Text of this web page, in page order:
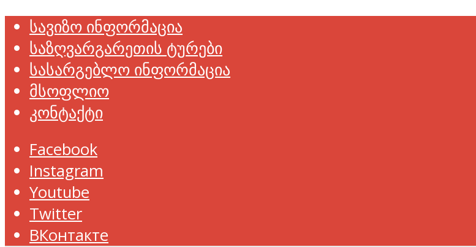
სავიზო ინფორმაცია
საზღვარგარეთის ტურები
სასარგებლო ინფორმაცია
მსოფლიო
კონტაქტი
Facebook
Instagram
Youtube
Twitter
ВКонтакте